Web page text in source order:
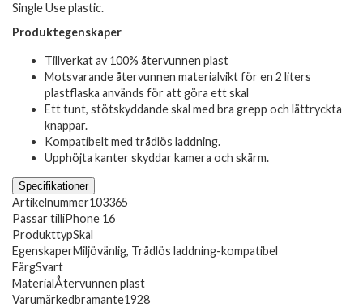
Single Use plastic.
Produktegenskaper
Tillverkat av 100% återvunnen plast
Motsvarande återvunnen materialvikt för en 2 liters
plastflaska används för att göra ett skal
Ett tunt, stötskyddande skal med bra grepp och lättryckta
knappar.
Kompatibelt med trådlös laddning.
Upphöjta kanter skyddar kamera och skärm.
Specifikationer
Artikelnummer103365
Passar tilliPhone 16
ProdukttypSkal
EgenskaperMiljövänlig, Trådlös laddning-kompatibel
FärgSvart
MaterialÅtervunnen plast
Varumärkedbramante1928